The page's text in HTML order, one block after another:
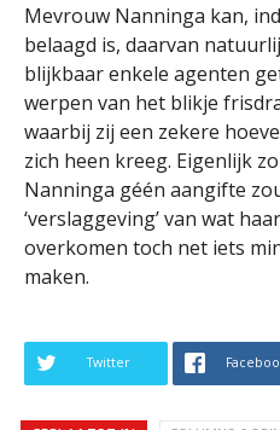
Mevrouw Nanninga kan,
belaagd is, daarvan
blijkbaar enkele agenten
werpen van het blikje
waarbij zij een zekere
zich heen kreeg. Eigenlijk
Nanninga géén aangifte
‘verslaggeving’ van wat
overkomen toch net iets
maken.
Twitter